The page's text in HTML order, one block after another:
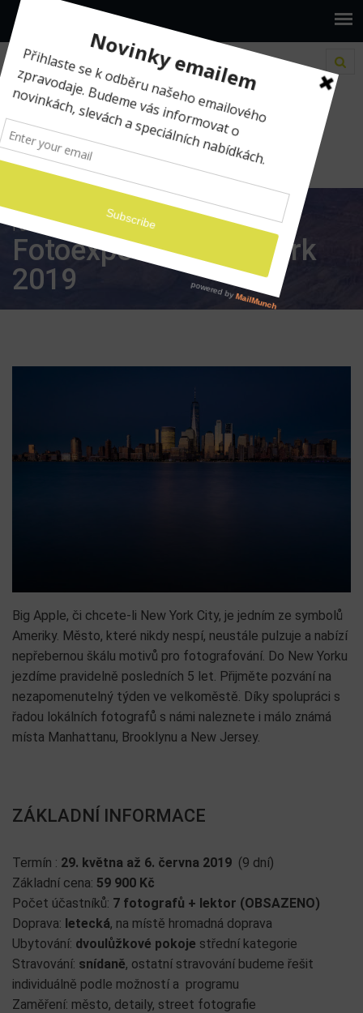
www.ilumio.cz
Fotografické expedice
Fotoexpedice New York 2019
Fotoexpedice New York
2019
Big Apple, či chcete-li New York City, je jedním ze symbolů
Ameriky. Město, které nikdy nespí, neustále pulzuje a nabízí
nepřebernou škálu motivů pro fotografování. Do New Yorku
jezdíme pravidelně posledních 5 let. Přijměte pozvání na
nezapomenutelný týden ve velkoměstě. Díky spolupráci s
řadou lokálních fotografů s námi naleznete i málo známá
místa Manhattanu, Brooklynu a New Jersey.
ZÁKLADNÍ INFORMACE
Termín : 29. května až 6. června 2019 (9 dní)
Základní cena: 59 900 Kč
Počet účastníků: 7 fotografů + lektor (OBSAZENO)
Doprava: letecká, na místě hromadná doprava
Ubytování: dvoulůžkové pokoje střední kategorie
Stravování: snídaně, ostatní stravování budeme řešit
individuálně podle možností a programu
Zaměření: město, detaily, street fotografie